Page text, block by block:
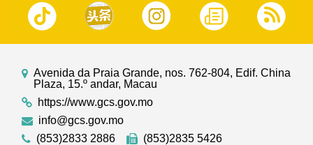
Avenida da Praia Grande, nos. 762-804, Edif. China
Plaza, 15.º andar, Macau
https://www.gcs.gov.mo
info@gcs.gov.mo
(853)2833 2886
(853)2835 5426